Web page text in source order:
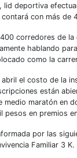
lid deportiva
con más de
corredores de
hablando
como la
el costo de la
están
maratón en
pesos en premios
por las
Familiar 3